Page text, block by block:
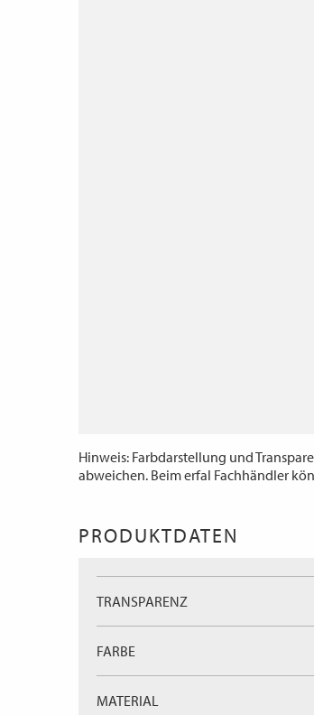
Hinweis: Farbdarstellung und
abweichen. Beim erfal Fachhändler
PRODUKTDATEN
TRANSPARENZ
FARBE
MATERIAL